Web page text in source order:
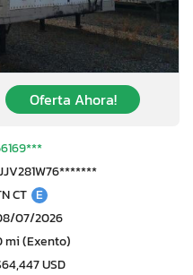
Oferta Ahora!
CT E
07/2026
mi (Exento)
USD